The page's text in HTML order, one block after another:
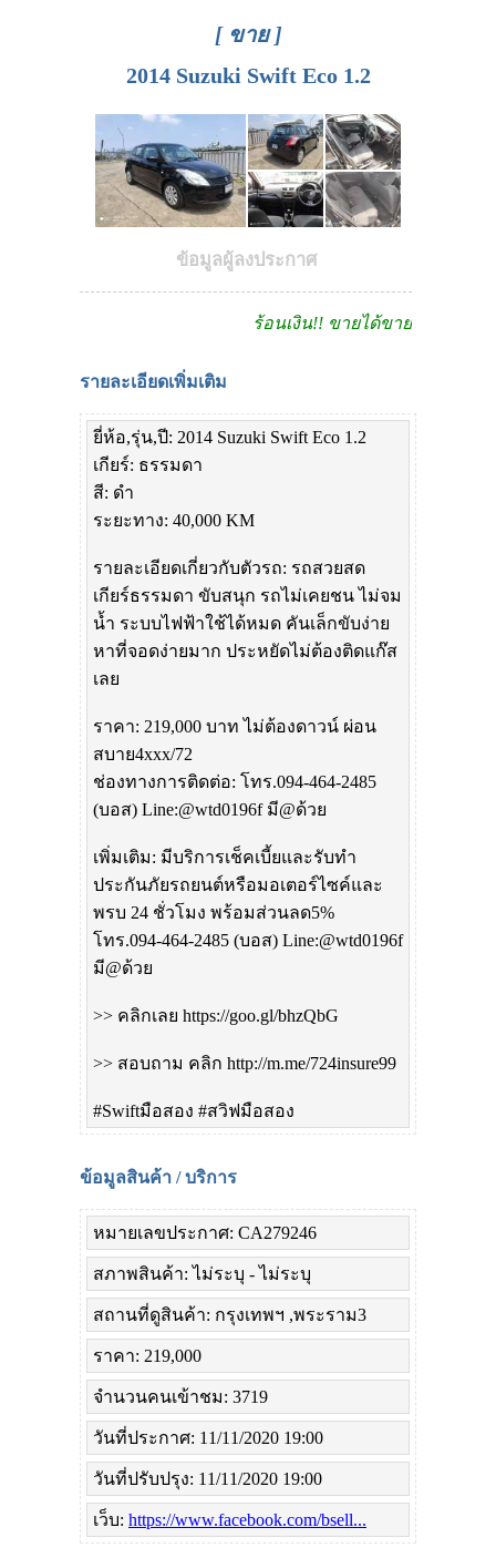
[ ขาย ]
2014 Suzuki Swift Eco 1.2
ข้อมูลผู้ลงประกาศ
ร้อนเงิน!! ขายได้ขายเลย
รายละเอียดเพิ่มเติม
ยี่ห้อ,รุ่น,ปี: 2014 Suzuki Swift Eco 1.2
เกียร์: ธรรมดา
สี: ดำ
ระยะทาง: 40,000 KM
รายละเอียดเกี่ยวกับตัวรถ: รถสวยสด
เกียร์ธรรมดา ขับสนุก รถไม่เคยชน ไม่จม
น้ำ ระบบไฟฟ้าใช้ได้หมด คันเล็กขับง่าย
หาที่จอดง่ายมาก ประหยัดไม่ต้องติดแก๊ส
เลย
ราคา: 219,000 บาท ไม่ต้องดาวน์ ผ่อน
สบาย4xxx/72
ช่องทางการติดต่อ: โทร.094-464-2485
(บอส) Line:@wtd0196f มี@ด้วย
เพิ่มเติม: มีบริการเช็คเบี้ยและรับทำ
ประกันภัยรถยนต์หรือมอเตอร์ไซค์และ
พรบ 24 ชั่วโมง พร้อมส่วนลด5%
โทร.094-464-2485 (บอส) Line:@wtd0196f
มี@ด้วย
>> คลิกเลย https://goo.gl/bhzQbG
>> สอบถาม คลิก http://m.me/724insure99
#Swiftมือสอง #สวิฟมือสอง
ข้อมูลสินค้า / บริการ
หมายเลขประกาศ: CA279246
สภาพสินค้า: ไม่ระบุ - ไม่ระบุ
สถานที่ดูสินค้า: กรุงเทพฯ ,พระราม3
ราคา: 219,000
จำนวนคนเข้าชม: 3719
วันที่ประกาศ: 11/11/2020 19:00
วันที่ปรับปรุง: 11/11/2020 19:00
เว็บ: https://www.facebook.com/bsell...